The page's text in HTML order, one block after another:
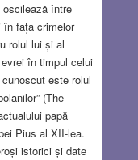
oscilează între
în fața crimelor
rolul lui și al
în timpul celui
este rolul
(The
papă
Pius al XII-lea.
istorici și date